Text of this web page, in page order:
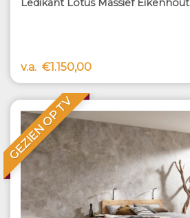
Ledikant Lotus Massief Eikenhout
v.a. €1.150,00
GEZIEN OP TV